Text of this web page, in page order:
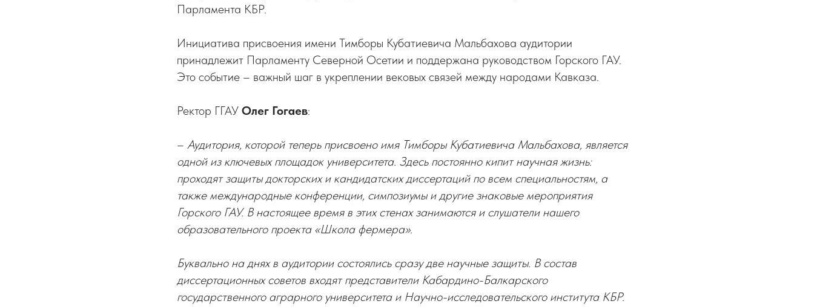
Парламента КБР.
Инициатива присвоения имени Тимборы Кубатиевича Мальбахова аудитории
принадлежит Парламенту Северной Осетии и поддержана руководством Горского ГАУ.
Это событие – важный шаг в укреплении вековых связей между народами Кавказа.
Ректор ГГАУ Олег Гогаев:
– Аудитория, которой теперь присвоено имя Тимборы Кубатиевича Мальбахова, является
одной из ключевых площадок университета. Здесь постоянно кипит научная жизнь:
проходят защиты докторских и кандидатских диссертаций по всем специальностям, а
также международные конференции, симпозиумы и другие знаковые мероприятия
Горского ГАУ. В настоящее время в этих стенах занимаются и слушатели нашего
образовательного проекта «Школа фермера».
Буквально на днях в аудитории состоялись сразу две научные защиты. В состав
диссертационных советов входят представители Кабардино-Балкарского
государственного аграрного университета и Научно-исследовательского института КБР.